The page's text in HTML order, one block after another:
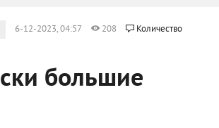
6-12-2023, 04:57 208
Количество
большие